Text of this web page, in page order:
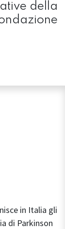
della
in Italia gli
di Parkinson